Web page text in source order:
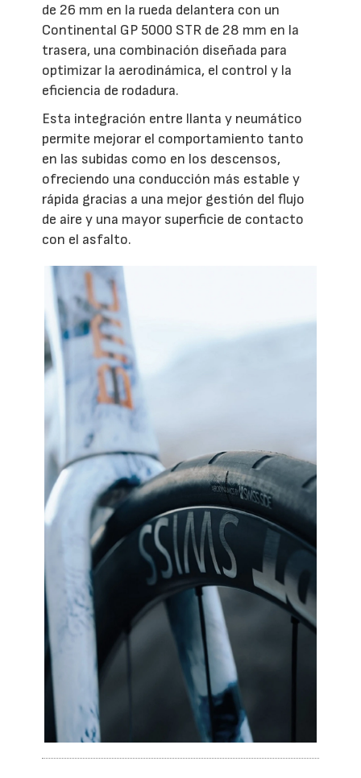
de 26 mm en la rueda delantera con un
Continental GP 5000 STR de 28 mm en la
trasera, una combinación diseñada para
optimizar la aerodinámica, el control y la
eficiencia de rodadura.
Esta integración entre llanta y neumático
permite mejorar el comportamiento tanto
en las subidas como en los descensos,
ofreciendo una conducción más estable y
rápida gracias a una mejor gestión del flujo
de aire y una mayor superficie de contacto
con el asfalto.